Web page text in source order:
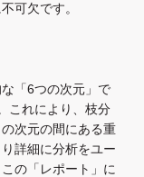
可欠です。
「6つの次元」で
これにより、枝分
次元の間にある重
詳細に分析をユー
の「レポート」に